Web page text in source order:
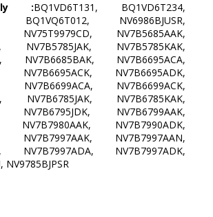
:BQ1VD6T131, BQ1VD6T234,
BQ1VQ6T012, NV6986BJUSR,
NV75T9979CD, NV7B5685AAK,
NV7B5785JAK, NV7B5785KAK,
NV7B6685BAK, NV7B6695ACA,
NV7B6695ACK, NV7B6695ADK,
NV7B6699ACA, NV7B6699ACK,
NV7B6785JAK, NV7B6785KAK,
NV7B6795JDK, NV7B6799AAK,
NV7B7980AAK, NV7B7990ADK,
NV7B7997AAK, NV7B7997AAN,
NV7B7997ADA, NV7B7997ADK,
NV9785BJPSR